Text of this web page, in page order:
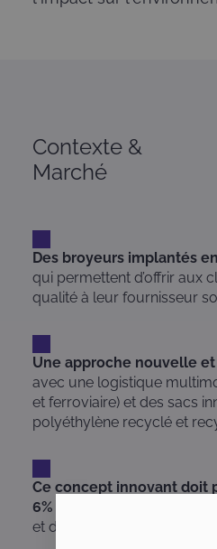
Contexte &
Marché
Des broyeurs implantés
qui permettent d’offrir aux
qualité à leur fournisseur
Une approche nouvelle
avec une logistique
et ferroviaire) et des sacs
polyéthylène recyclé et
Ce concept innovant doit
6% à 8%
de parts de
et dans certains pays